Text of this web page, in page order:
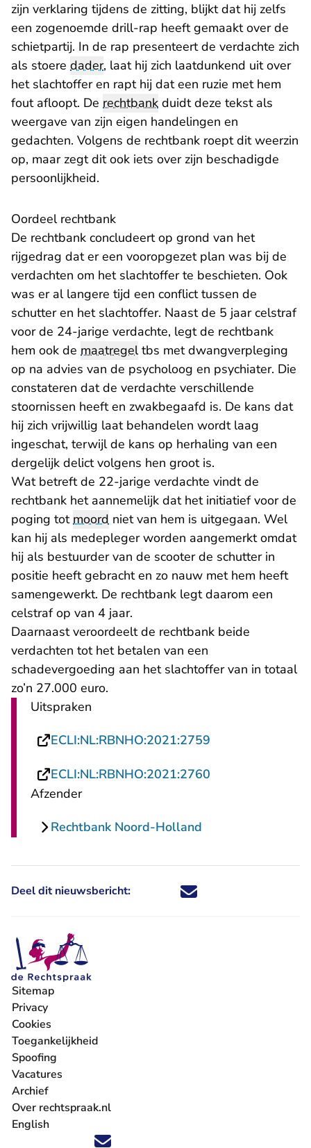
zijn verklaring tijdens de zitting, blijkt dat hij zelfs
een zogenoemde drill-rap heeft gemaakt over de
schietpartij. In de rap presenteert de verdachte zich
als stoere dader, laat hij zich laatdunkend uit over
het slachtoffer en rapt hij dat een ruzie met hem
fout afloopt. De rechtbank duidt deze tekst als
weergave van zijn eigen handelingen en
gedachten. Volgens de rechtbank roept dit weerzin
op, maar zegt dit ook iets over zijn beschadigde
persoonlijkheid.
Oordeel rechtbank
De rechtbank concludeert op grond van het
rijgedrag dat er een vooropgezet plan was bij de
verdachten om het slachtoffer te beschieten. Ook
was er al langere tijd een conflict tussen de
schutter en het slachtoffer. Naast de 5 jaar celstraf
voor de 24-jarige verdachte, legt de rechtbank
hem ook de maatregeltbs met dwangverpleging
op na advies van de psycholoog en psychiater. Die
constateren dat de verdachte verschillende
stoornissen heeft en zwakbegaafd is. De kans dat
hij zich vrijwillig laat behandelen wordt laag
ingeschat, terwijl de kans op herhaling van een
dergelijk delict volgens hen groot is.
Wat betreft de 22-jarige verdachte vindt de
rechtbank het aannemelijk dat het initiatief voor de
poging totmoord niet van hem is uitgegaan. Wel
kan hij als medepleger worden aangemerkt omdat
hij als bestuurder van de scooter de schutter in
positie heeft gebracht en zo nauw met hem heeft
samengewerkt. De rechtbank legt daarom een
celstraf op van 4 jaar.
Daarnaast veroordeelt de rechtbank beide
verdachten tot het betalen van een
schadevergoeding aan het slachtoffer van in totaal
zo’n 27.000 euro.
Uitspraken
ECLI:NL:RBNHO:2021:2759
ECLI:NL:RBNHO:2021:2760
Afzender
Rechtbank Noord-Holland
Deel dit nieuwsbericht: Deel dit nieuwsbericht via X -
Deel dit nieuwsbericht via
Deel dit nieuwsbericht
Deel dit
Volg ons op X (Twitter) - U verlaat Rechtspraak.nl
Volg ons op Facebook - U verlaat Rechtspraak.nl
Volg ons op Instagram - U verlaat Rechtspraak.nl
Volg ons op Youtube - U verlaat Rechtspraak.nl
Volg ons op LinkedIn - U verlaat
'Blijf op de hoogte' nieuwsbrief - U verlaat
Sitemap
Privacy
Cookies
Toegankelijkheid
Spoofing
Vacatures
- U verlaat Rechtspraak.nl
Archief
Over rechtspraak.nl
English